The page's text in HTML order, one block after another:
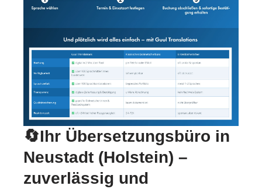
🔄Ihr Übersetzungsbüro in
Neustadt (Holstein) –
zuverlässig und